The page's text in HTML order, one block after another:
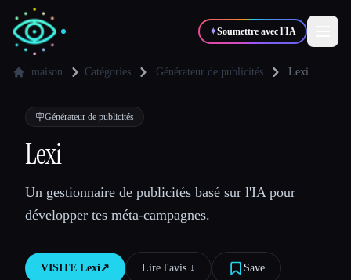
✦Soumettre avec l'IA
✍️Auteurs
💻
🎓Étudiants 🎬
maison Catégories Générateur de publicités Lexi
🪧Générateur de publicités
Lexi
Un gestionnaire de publicités basé sur l'IA pour
développer tes méta-campagnes.
VISITE Lexi↗︎ Lire l'avis ↓︎ Save